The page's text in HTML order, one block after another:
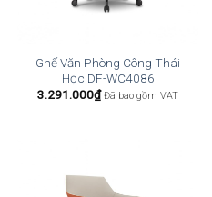
Ghế Văn Phòng Công Thái
Học DF-WC4086
3.291.000₫ Đã bao gồm VAT